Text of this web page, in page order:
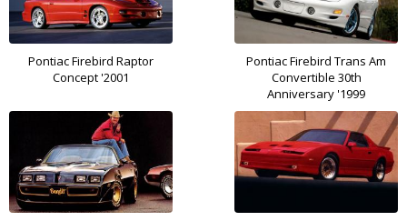
Pontiac Firebird Raptor
Concept '2001
Pontiac Firebird Trans Am
Convertible 30th
Anniversary '1999